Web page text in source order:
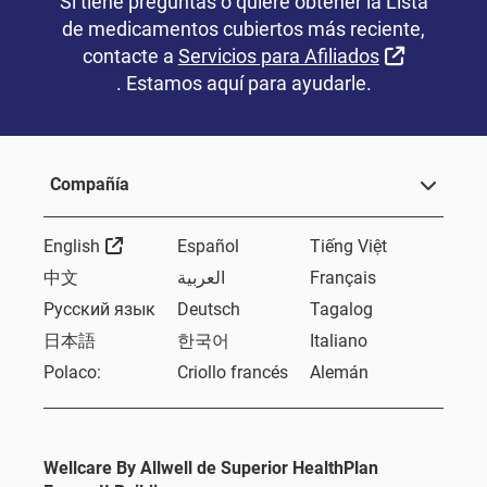
de medicamentos cubiertos más reciente,
contacte a Servicios para Afiliados
External Link
. Estamos aquí para ayudarle.
Compañía
English External Link
Español
Tiếng Việt
中文
العربية
Français
Русский язык
Deutsch
Tagalog
日本語
한국어
Italiano
Polaco:
Criollo francés Alemán
Wellcare By Allwell de Superior HealthPlan